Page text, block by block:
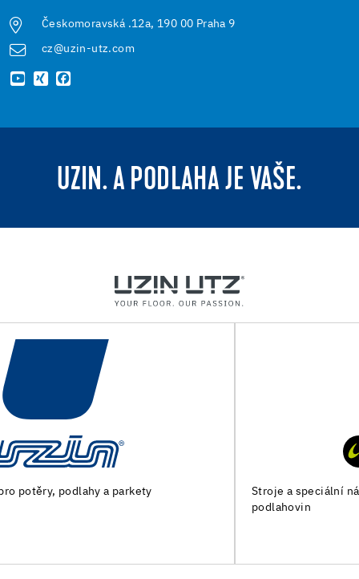
Českomoravská .12a, 190 00 Praha 9
cz@uzin-utz.com
UZIN. A PODLAHA JE VAŠE.
Stroje a speciální nářadí pro přípravu podkladu a pokládku